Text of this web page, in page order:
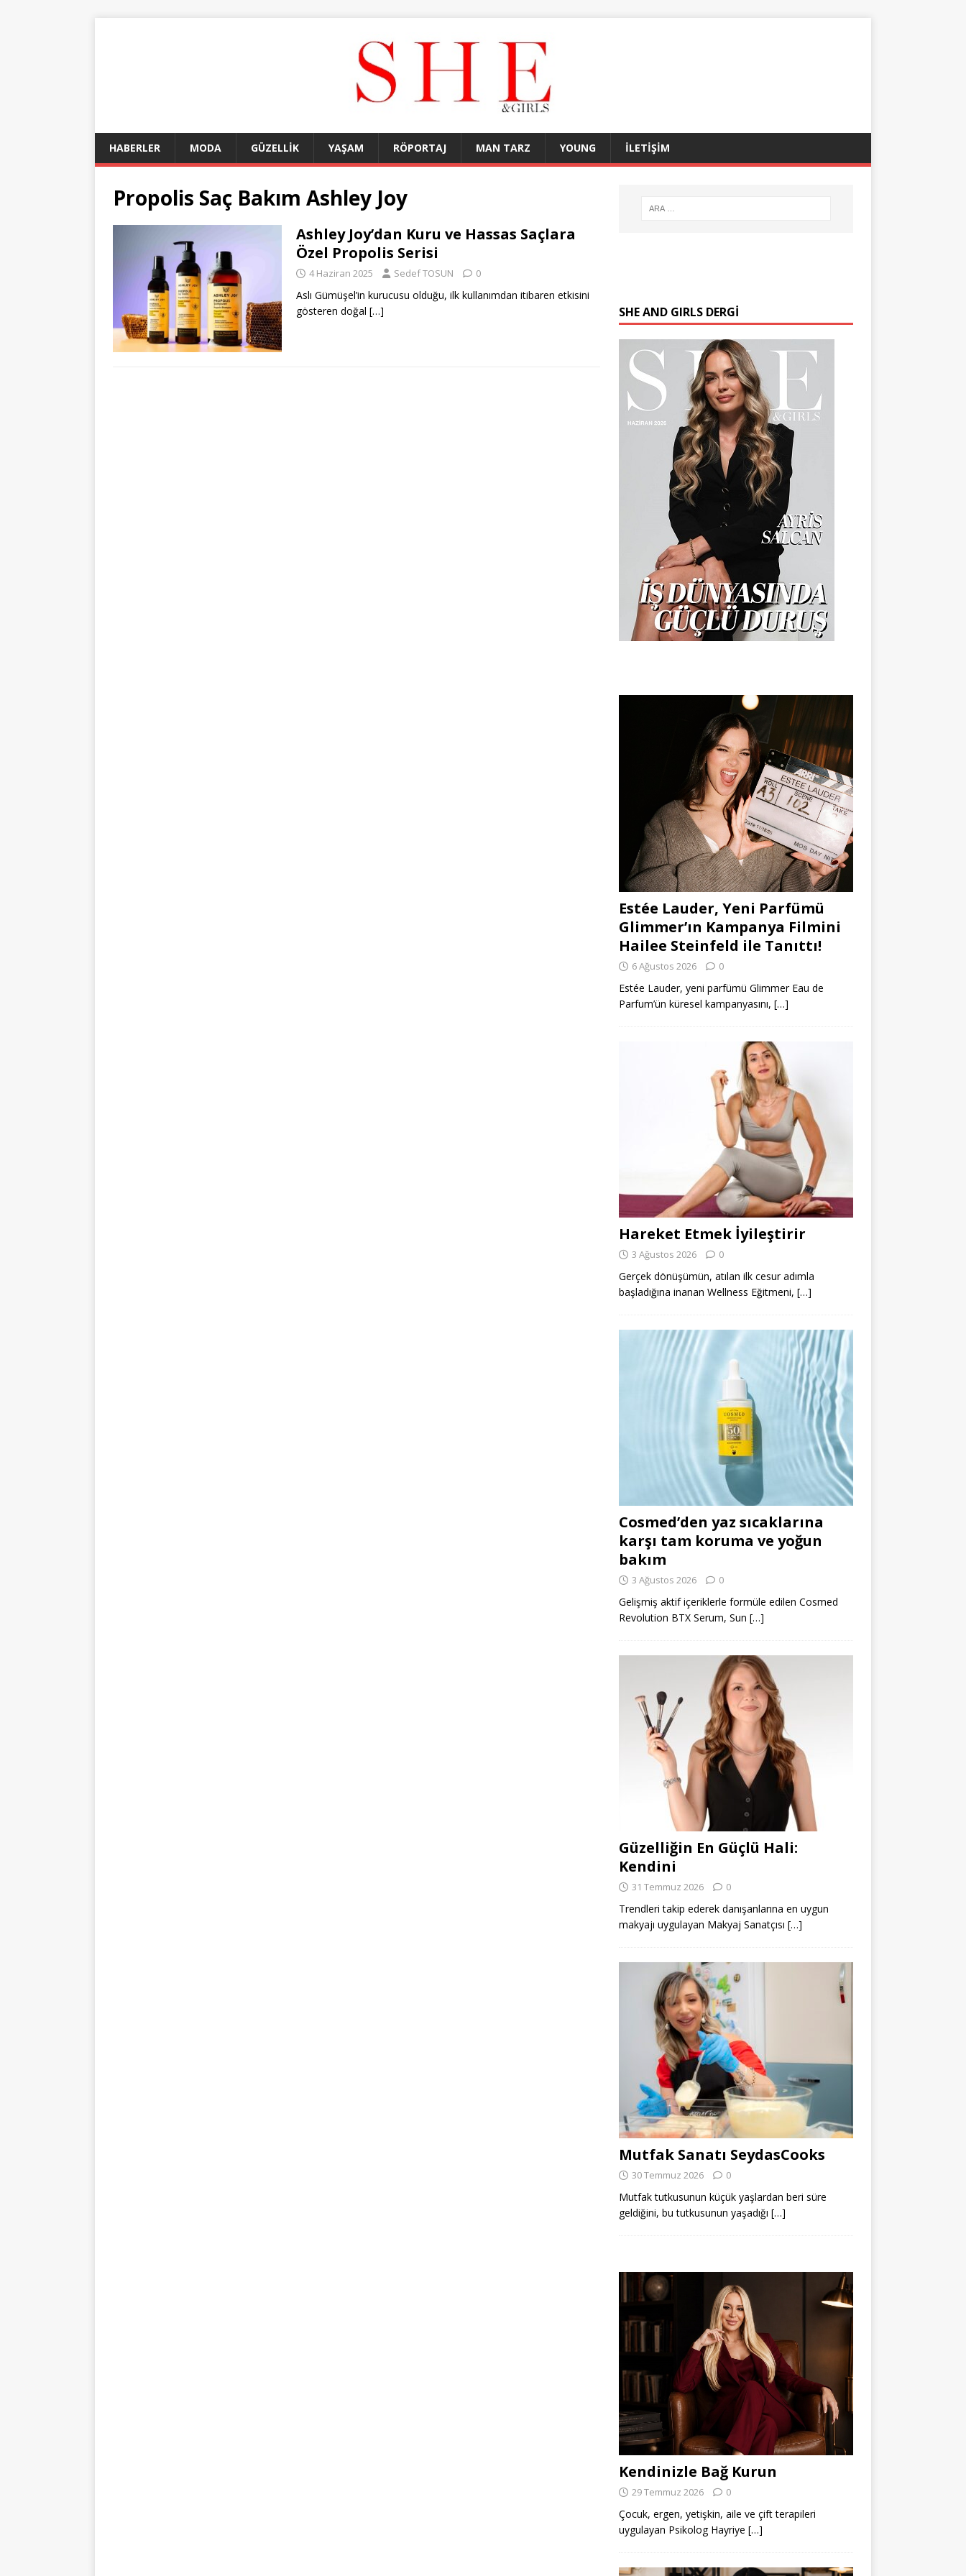
HABERLER MODA GÜZELLİK YAŞAM RÖPORTAJ MAN TARZ YOUNG İLETİŞİM
Propolis Saç Bakım Ashley Joy
Ashley Joy’dan Kuru ve Hassas Saçlara
Özel Propolis Serisi
4 Haziran 2025 Sedef TOSUN 0
Aslı Gümüşel’in kurucusu olduğu, ilk kullanımdan itibaren etkisini
gösteren doğal […] SHE AND GIRLS DERGİ
Estée Lauder, Yeni Parfümü
Glimmer’ın Kampanya Filmini
Hailee Steinfeld ile Tanıttı!
6 Ağustos 2026 0
Estée Lauder, yeni parfümü Glimmer Eau de
Parfum’ün küresel kampanyasını, […]
Hareket Etmek İyileştirir
3 Ağustos 2026 0
Gerçek dönüşümün, atılan ilk cesur adımla
başladığına inanan Wellness Eğitmeni, […]
Cosmed’den yaz sıcaklarına
karşı tam koruma ve yoğun
bakım
3 Ağustos 2026 0
Gelişmiş aktif içeriklerle formüle edilen Cosmed
Revolution BTX Serum, Sun […]
Güzelliğin En Güçlü Hali:
Kendini
31 Temmuz 2026 0
Trendleri takip ederek danışanlarına en uygun
makyajı uygulayan Makyaj Sanatçısı […]
Mutfak Sanatı SeydasCooks
30 Temmuz 2026 0
Mutfak tutkusunun küçük yaşlardan beri süre
geldiğini, bu tutkusunun yaşadığı […]
Kendinizle Bağ Kurun
29 Temmuz 2026 0
Çocuk, ergen, yetişkin, aile ve çift terapileri
uygulayan Psikolog Hayriye […]